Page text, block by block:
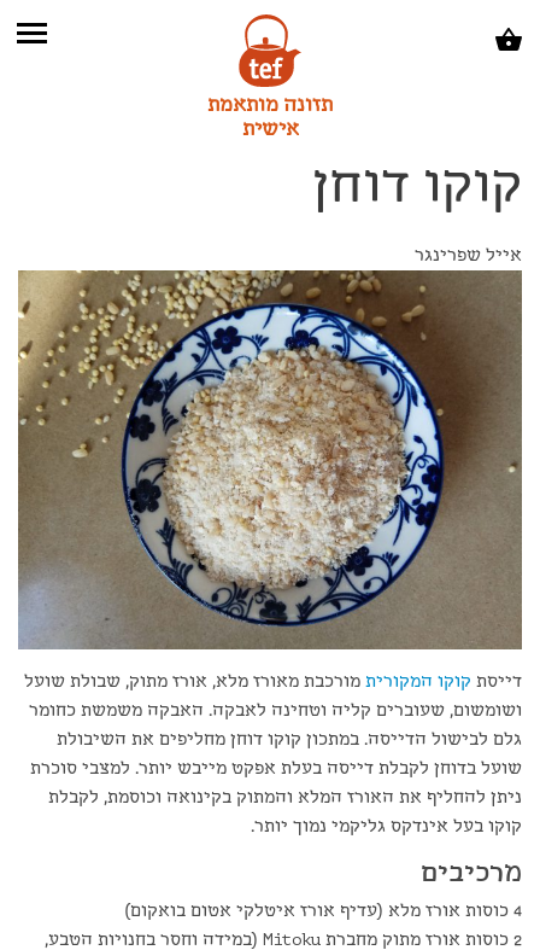
תזונה מותאמת
אישית
קוקו דוחן
אייל שפרינגר
דייסת קוקו המקורית מורכבת מאורז מלא, אורז מתוק, שבולת שועל
ושומשום, שעוברים קליה וטחינה לאבקה. האבקה משמשת כחומר
גלם לבישול הדייסה. במתכון קוקו דוחן מחליפים את השיבולת
שועל בדוחן לקבלת דייסה בעלת אפקט מייבש יותר. למצבי סוכרת
ניתן להחליף את האורז המלא והמתוק בקינואה וכוסמת, לקבלת
קוקו בעל אינדקס גליקמי נמוך יותר.
מרכיבים
4 כוסות אורז מלא (עדיף אורז איטלקי אטום בואקום)
2 כוסות אורז מתוק מחברת Mitoku (במידה וחסר בחנויות הטבע,